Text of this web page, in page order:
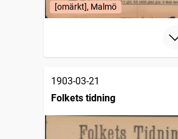
[omärkt], Malmö
1903-03-21
Folkets tidning